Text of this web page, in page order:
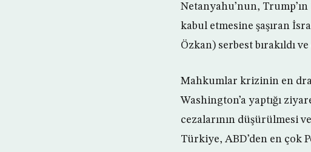
Netanyahu’nun,
kabul etmesine şaşıran
Özkan) serbest bırakıldı
Mahkumlar krizinin en
Washington’a yaptığı
cezalarının düşürülmesi
Türkiye, ABD’den en çok